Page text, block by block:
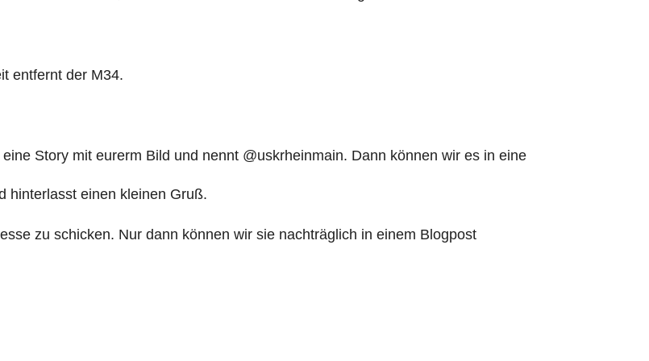
entfernt der M34.
Story mit eurerm Bild und nennt @uskrheinmain. Dann können wir es in eine
hinterlasst einen kleinen Gruß.
zu schicken. Nur dann können wir sie nachträglich in einem Blogpost